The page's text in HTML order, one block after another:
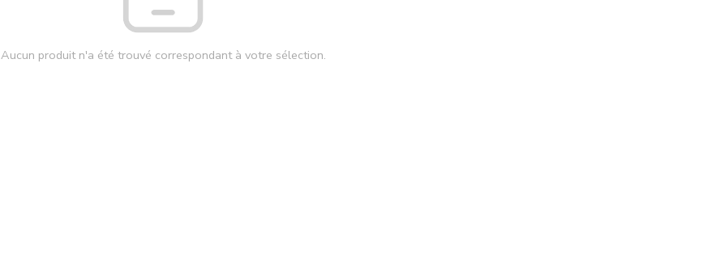
Aucun produit n'a été trouvé correspondant à votre sélection.